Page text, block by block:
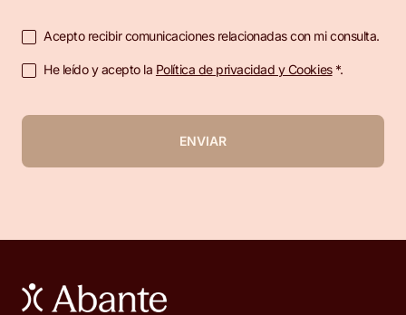
Acepto recibir comunicaciones relacionadas con mi consulta.
He leído y acepto la Política de privacidad y Cookies*.
ENVIAR